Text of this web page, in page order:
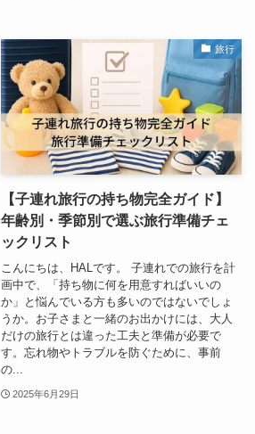
旅行
【子連れ旅行の持ち物完全ガイド】
年齢別・季節別で選ぶ旅行準備チェ
ックリスト
こんにちは、HALです。 子連れでの旅行を計
画中で、「持ち物に何を用意すればいいの
か」と悩んでいる方も多いのではないでしょ
うか。お子さまと一緒のお出かけには、大人
だけの旅行とは違った工夫と準備が必要で
す。忘れ物やトラブルを防ぐために、事前
の...
2025年6月29日